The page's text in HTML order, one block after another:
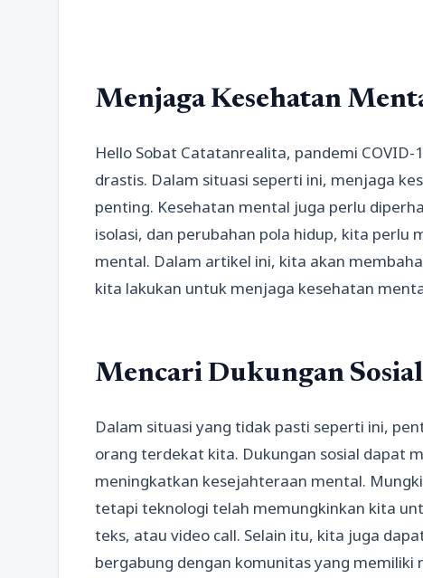
Menjaga Kesehatan
Hello Sobat Catatanrealita, pandemi
drastis. Dalam situasi seperti ini, menjaga
penting. Kesehatan mental juga perlu
isolasi, dan perubahan pola hidup, kita
mental. Dalam artikel ini, kita akan
kita lakukan untuk menjaga kesehatan
Mencari Dukungan Sosial
Dalam situasi yang tidak pasti seperti ini,
orang terdekat kita. Dukungan sosial dapat
meningkatkan kesejahteraan mental.
tetapi teknologi telah memungkinkan kita
teks, atau video call. Selain itu, kita juga
bergabung dengan komunitas yang memiliki